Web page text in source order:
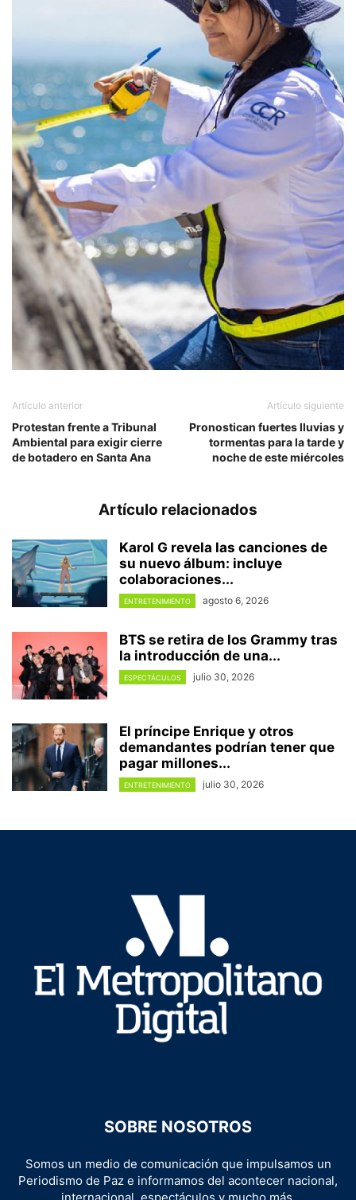
Artículo anterior
Protestan frente a Tribunal
Ambiental para exigir cierre
de botadero en Santa Ana
Artículo siguiente
Pronostican fuertes lluvias y
tormentas para la tarde y
noche de este miércoles
Artículo relacionados
Karol G revela las canciones de
su nuevo álbum: incluye
colaboraciones...
ENTRETENIMIENTO agosto 6, 2026
BTS se retira de los Grammy tras
la introducción de una...
ESPECTÁCULOS julio 30, 2026
El príncipe Enrique y otros
demandantes podrían tener que
pagar millones...
ENTRETENIMIENTO julio 30, 2026
SOBRE NOSOTROS
Somos un medio de comunicación que impulsamos un
Periodismo de Paz e informamos del acontecer nacional,